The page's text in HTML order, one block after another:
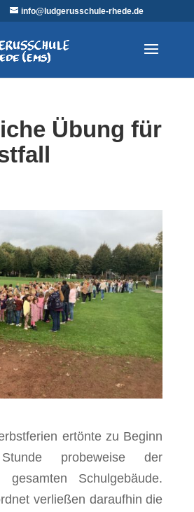
info@ludgerusschule-rhede.de
Übung für
ertönte zu Beginn
probeweise der
gesamten Schulgebäude.
verließen daraufhin die